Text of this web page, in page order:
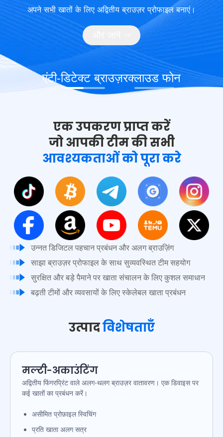
अपने सभी खातों के लिए अद्वितीय ब्राउज़र प्रोफाइल बनाएं।
एंटी-डिटेक्ट ब्राउज़रक्लाउड फोन
एक उपकरण प्राप्त करें
जो आपकी टीम की सभी
आवश्यकताओं को पूरा करे
उन्नत डिजिटल पहचान प्रबंधन और अलग ब्राउज़िंग
साझा ब्राउज़र प्रोफाइल के साथ सुव्यवस्थित टीम सहयोग
सुरक्षित और बड़े पैमाने पर खाता संचालन के लिए कुशल समाधान
बढ़ती टीमों और व्यवसायों के लिए स्केलेबल खाता प्रबंधन
उत्पादविशेषताएँ
मल्टी-अकाउंटिंग
अद्वितीय फिंगरप्रिंट वाले अलग-थलग ब्राउज़र वातावरण। एक डिवाइस पर
कई खातों का प्रबंधन करें।
असीमित प्रोफ़ाइल स्विचिंग
प्रति खाता अलग सत्र